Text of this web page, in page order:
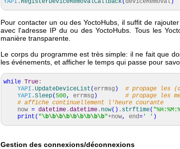
YAPI . RegisterDeviceRemovalCallback(deviceRemoval)
Pour contacter un ou des YoctoHubs, il suffit de
avec l'adresse IP du ou des YoctoHubs. Tous les
manière transparente.
Le corps du programme est très simple: il ne fait que
les événements, et afficher le temps qui passe pour
while True :
YAPI .UpdateDeviceList (errmsg )
# propage les
YAPI .Sleep( 500, errmsg )
# propage les
# affiche continuellement l'heure courante
now = datetime .datetime . now( ) . strftime(
print ( "\b\b\b\b\b\b\b\b\b"+now, end= ' ' )
Gestion des connexions/déconnexions